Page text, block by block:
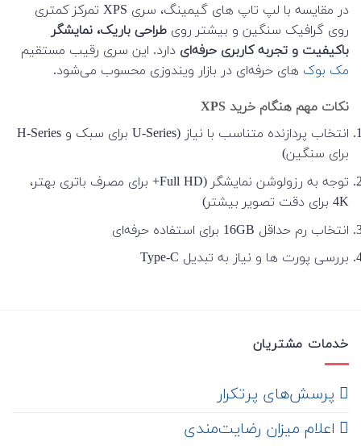
در مقایسه با لپ تاپ های گیمینگ، سری XPS تمرکز کمتری
روی گرافیک سنگین و بیشتر روی طراحی باریک، نمایشگر
باکیفیت و تجربه کاربری حرفه‌ای دارد. این سری رقیب مستقیم
مک بوک های حرفه‌ای در بازار ویندوزی محسوب می‌شود.
نکات مهم هنگام خرید XPS
انتخاب پردازنده متناسب با نیاز (U-Series برای سبک و H-Series
برای سنگین)
توجه به رزولوشن نمایشگر (Full HD+ برای مصرف باتری بهتر،
4K برای دقت تصویر بیشتر)
انتخاب رم حداقل 16GB برای استفاده حرفه‌ای
بررسی پورت ها و نیاز به تبدیل Type-C
خدمات مشتریان
‌ پرسش‌های پرتکرار
اعلام میزان رضایت‌مندی